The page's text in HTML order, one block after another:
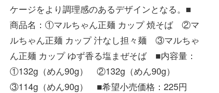
ケージをより調理感のあるデザインとなる。■
商品名：①マルちゃん正麺 カップ 焼そば ②マ
ルちゃん正麺 カップ 汁なし担々麺 ③マルちゃ
ん正麺 カップ ゆず香る塩まぜそば ■内容量：
①132g（めん90g） ②132g（めん90g）
③114g（めん90g） ■希望小売価格：225円